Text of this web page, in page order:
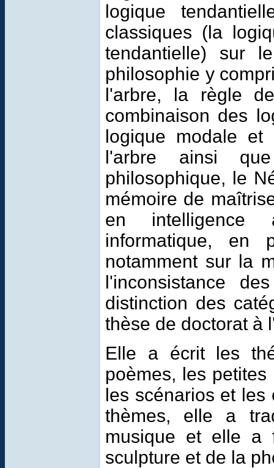
logique
classiques (la
tendantielle) sur
philosophie y
l'arbre, la règle
combinaison des
logique modale
l'arbre ainsi
philosophique, le
mémoire de
en intelligence
informatique, en
notamment sur la
l'inconsistance
distinction des
thèse de doctorat à
Elle a écrit les
poèmes, les
les scénarios et les
thèmes, elle a
musique et elle a
sculpture et de la